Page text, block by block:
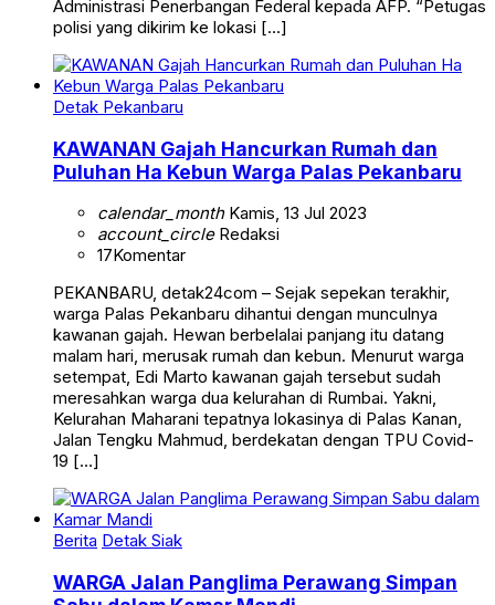
Administrasi Penerbangan Federal kepada AFP. “Petugas
polisi yang dikirim ke lokasi […]
Detak Pekanbaru
KAWANAN Gajah Hancurkan Rumah dan
Puluhan Ha Kebun Warga Palas Pekanbaru
calendar_monthKamis, 13 Jul 2023
account_circleRedaksi
17Komentar
PEKANBARU, detak24com – Sejak sepekan terakhir,
warga Palas Pekanbaru dihantui dengan munculnya
kawanan gajah. Hewan berbelalai panjang itu datang
malam hari, merusak rumah dan kebun. Menurut warga
setempat, Edi Marto kawanan gajah tersebut sudah
meresahkan warga dua kelurahan di Rumbai. Yakni,
Kelurahan Maharani tepatnya lokasinya di Palas Kanan,
Jalan Tengku Mahmud, berdekatan dengan TPU Covid-
19 […]
Berita Detak Siak
WARGA Jalan Panglima Perawang Simpan